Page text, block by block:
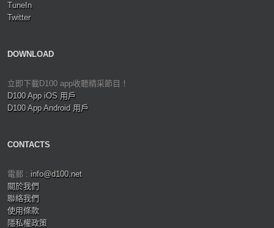
TuneIn
Twitter
DOWNLOAD
立即下載D100 app收聽精采節目！
D100 App iOS 用戶
D100 App Android 用戶
CONTACTS
電郵 : info@d100.net
關於我們
聯絡我們
使用條款
隱私權政策